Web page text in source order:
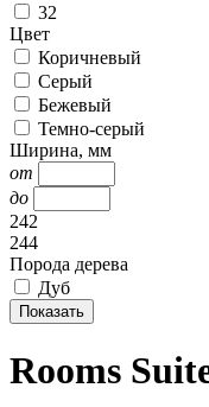
32
Цвет
Коричневый
Серый
Бежевый
Темно-серый
Ширина, мм
от
до
242
244
Порода дерева
Дуб
Rooms